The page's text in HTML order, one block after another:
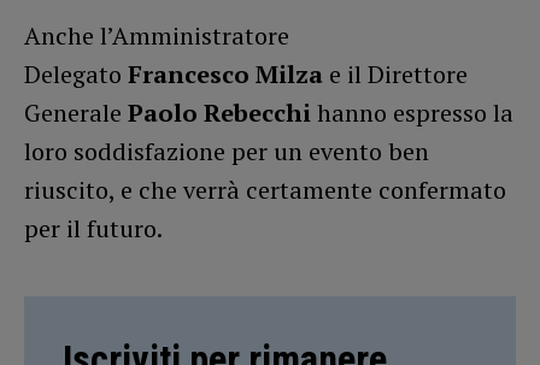
Anche l’Amministratore
Delegato Francesco Milza e il Direttore
Generale Paolo Rebecchihanno espresso la
loro soddisfazione per un evento ben
riuscito, e che verrà certamente confermato
per il futuro.